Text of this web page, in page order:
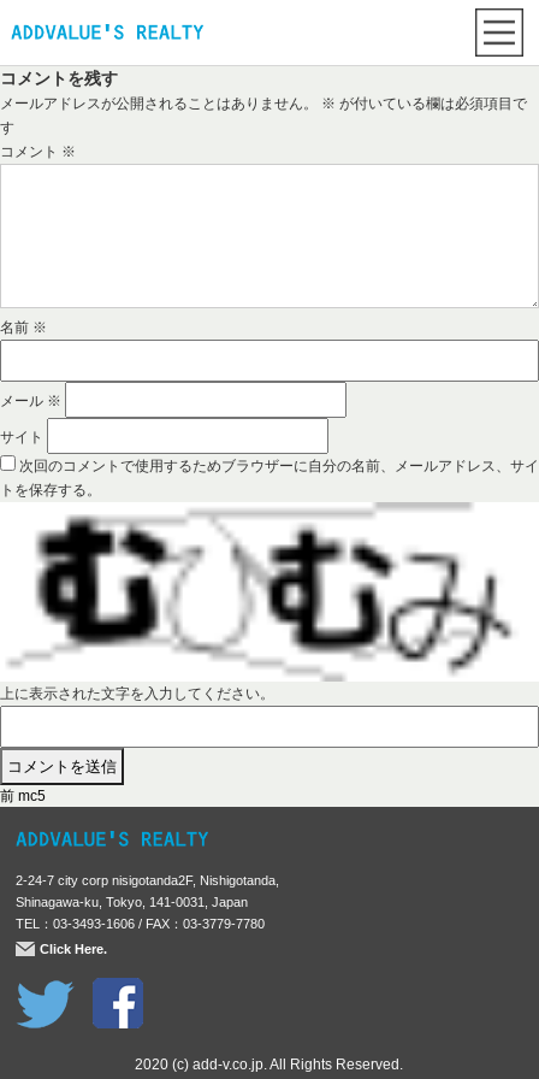
コメントを残す
メールアドレスが公開されることはありません。 ※ が付いている欄は必須項目で
す
コメント ※
名前 ※
メール ※
サイト
次回のコメントで使用するためブラウザーに自分の名前、メールアドレス、サイ
トを保存する。
上に表示された文字を入力してください。
投
稿
ビ
ゲ
ー
シ
ョ
前 前
投
:
mc5
2-24-7 city corp nisigotanda2F, Nishigotanda,
Shinagawa-ku, Tokyo, 141-0031, Japan
TEL：03-3493-1606 / FAX：03-3779-7780
Click Here.
2020 (c) add-v.co.jp. All Rights Reserved.